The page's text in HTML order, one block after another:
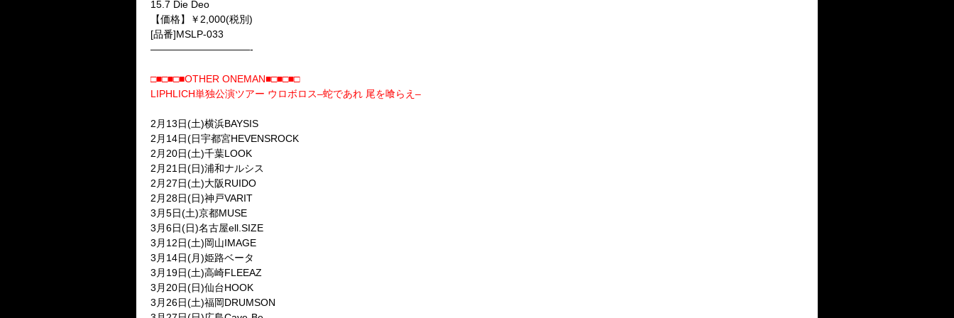
15.7 Die Deo
【価格】￥2,000(税別)
[品番]MSLP-033
——————————-
□■□■□■OTHER ONEMAN■□■□■□
LIPHLICH単独公演ツアー ウロボロス–蛇であれ 尾を喰らえ –
2 月 13日(土)横浜BAYSIS
2 月 14日(日宇都宮HEVENSROCK
2 月 20日(土)千葉LOOK
2 月 21 日(日)浦和ナルシス
2 月 27日(土)大阪RUIDO
2 月 28日(日)神戸VARIT
3 月5日(土)京都MUSE
3 月6日(日)名古屋ell.SIZE
3 月 12日(土)岡山IMAGE
3 月 14日(月)姫路ベータ
3 月 19日(土)高崎FLEEAZ
3 月 20日(日)仙台HOOK
3 月 26日(土)福岡DRUMSON